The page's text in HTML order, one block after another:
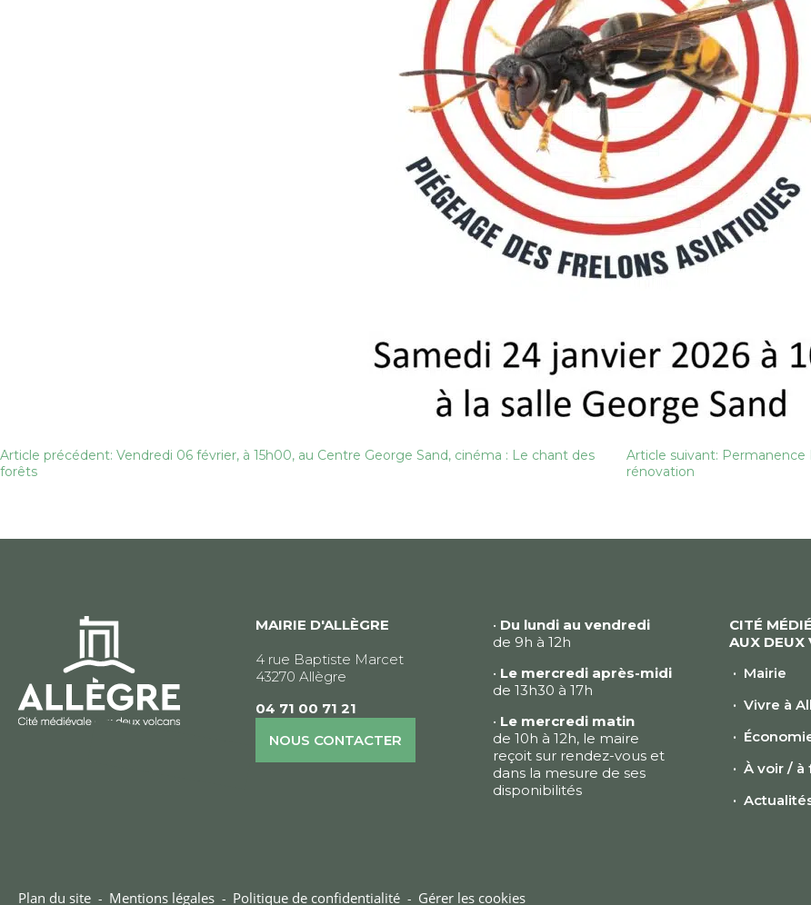
Navigation
l’article
Article précédent: Vendredi 06 février, à 15h00, au Centre George Sand, cinéma : Le chant des
forêts
Article suivant: Permanence
rénovation
MAIRIE D'ALLÈGRE
4 rue Baptiste Marcet
43270 Allègre
04 71 00 71 21
NOUS CONTACTER
• Du lundi au vendredi
de 9h à 12h
• Le mercredi après-midi
de 13h30 à 17h
• Le mercredi matin
de 10h à 12h, le maire
reçoit sur rendez-vous et
dans la mesure de ses
disponibilités
CITÉ
AUX DEUX
Mairie
Vivre à
À voir / à
Plan du site Mentions légales Politique de confidentialité Gérer les cookies